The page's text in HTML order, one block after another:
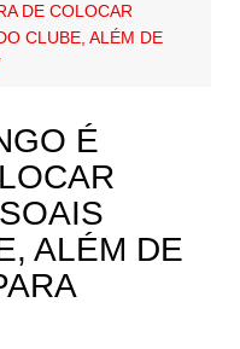
DE COLOCAR
CLUBE, ALÉM DE
É
ALÉM DE